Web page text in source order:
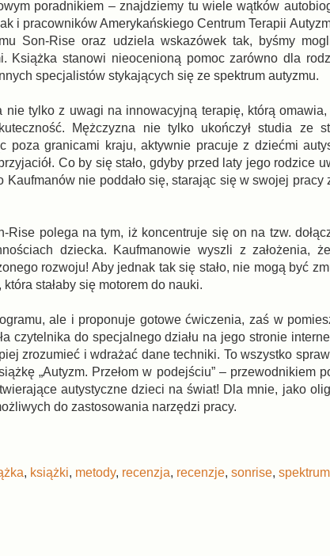
poradnikiem – znajdziemy tu wiele wątków
i pracowników Amerykańskiego Centrum Terapii
Son-Rise oraz udziela wskazówek tak, byśmy
Książka stanowi nieocenioną pomoc zarówno dla
specjalistów stykających się ze spektrum autyzmu.
tylko z uwagi na innowacyjną terapię, którą
Mężczyzna nie tylko ukończył studia ze
poza granicami kraju, aktywnie pracuje z dziećmi
Co by się stało, gdyby przed laty jego rodzice
Kaufmanów nie poddało się, starając się w swojej
Rise polega na tym, iż koncentruje się on na tzw.
dziecka. Kaufmanowie wyszli z założenia,
rozwoju! Aby jednak tak się stało, nie mogą być
stałaby się motorem do nauki.
ale i proponuje gotowe ćwiczenia, zaś w
czytelnika do specjalnego działu na jego stronie
zrozumieć i wdrażać dane techniki. To wszystko
„Autyzm. Przełom w podejściu” – przewodnikiem
autystyczne dzieci na świat! Dla mnie, jako
do zastosowania narzędzi pracy.
, książki, metody, recenzja, recenzje, sonrise,